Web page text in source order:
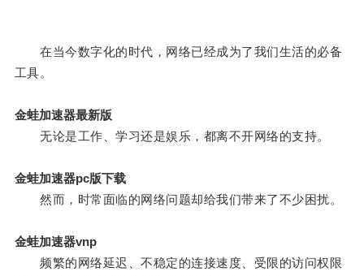
在当今数字化的时代，网络已经成为了我们生活的必备
工具。
金蛙加速器最新版
无论是工作、学习还是娱乐，都离不开网络的支持。
金蛙加速器pc版下载
然而，时常面临的网络问题却给我们带来了不少困扰。
金蛙加速器vnp
频繁的网络延迟、不稳定的连接速度、受限的访问权限